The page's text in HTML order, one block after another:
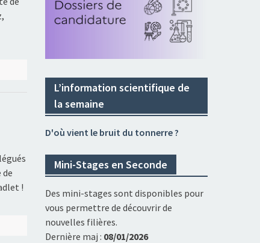
de
!
L’information scientifique de
la semaine
D'où vient le bruit du tonnerre ?
Mini-Stages en Seconde
Des mini-stages sont disponibles pour
vous permettre de découvrir de
nouvelles filières.
Dernière maj : 08/01/2026